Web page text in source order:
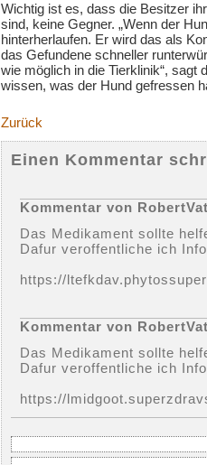
Wichtig ist es, dass die Besitzer
sind, keine Gegner. „Wenn der
hinterherlaufen. Er wird das als
das Gefundene schneller
wie möglich in die Tierklinik“, sagt
wissen, was der Hund gefressen
Zurück
Einen Kommentar
Kommentar von
Das Medikament sollte
Dafur veroffentliche ich
https://
Kommentar von
Das Medikament sollte
Dafur veroffentliche ich
https://